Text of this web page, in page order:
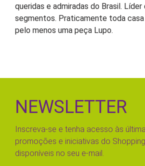
queridas e admiradas do Brasil. Líder
segmentos. Praticamente toda
pelo menos uma peça Lupo.
NEWSLETTER
Inscreva-se e tenha acesso às
promoções e iniciativas do
disponíveis no seu e-mail.